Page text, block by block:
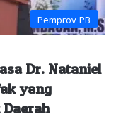
Pemprov PB
Dr. Nataniel
yang